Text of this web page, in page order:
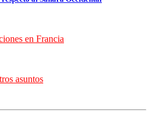
en Francia
asuntos